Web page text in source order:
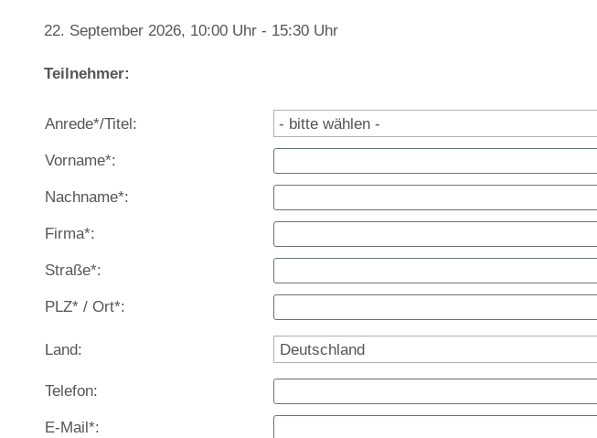
22. September 2026, 10:00 Uhr - 15:30 Uhr
Teilnehmer:
Anrede*/Titel:
Vorname*:
Nachname*:
Firma*:
Straße*:
PLZ* / Ort*:
Land:
Telefon:
E-Mail*: